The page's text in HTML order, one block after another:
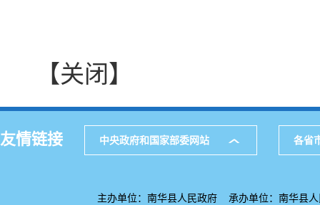
【关闭】
友情链接 中央政府和国家部委网站 各省
主办单位：南华县人民政府 承办单位：南华县人